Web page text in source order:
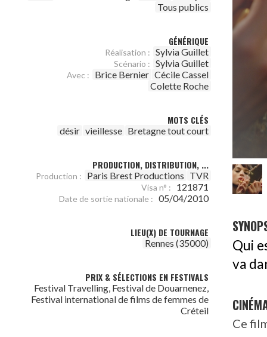
Tous publics
GÉNÉRIQUE
Réalisation : Sylvia Guillet
Scénario : Sylvia Guillet
Avec : Brice Bernier Cécile Cassel
Colette Roche
MOTS CLÉS
désir vieillesse Bretagne tout court
PRODUCTION, DISTRIBUTION, ...
Production : Paris Brest Productions TVR
Visa n° : 121871
Date de sortie nationale : 05/04/2010
LIEU(X) DE TOURNAGE
Rennes (35000)
PRIX & SÉLECTIONS EN FESTIVALS
Festival Travelling, Festival de Douarnenez,
Festival international de films de femmes de
Créteil
Qui
va
Ce